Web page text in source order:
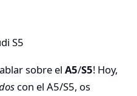
sobre el A5/S5! Hoy,
con el A5/S5, os